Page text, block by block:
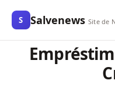
S Salvenews Site de